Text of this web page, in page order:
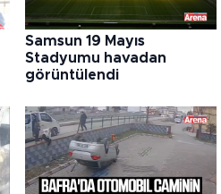
Samsun 19 Mayıs
Stadyumu havadan
görüntülendi